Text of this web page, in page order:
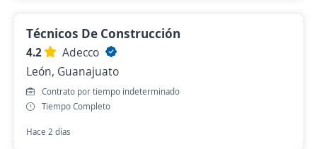
Técnicos De Construcción
4.2
Adecco
León, Guanajuato
Contrato por tiempo indeterminado
Tiempo Completo
Hace 2 días